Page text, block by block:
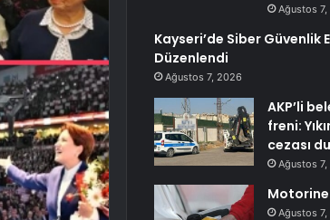
Ağustos
Kayseri’de Siber Güvenlik
Düzenlendi
Ağustos 7, 2026
AKP’li
freni:
cezası
Ağustos
Ağustos